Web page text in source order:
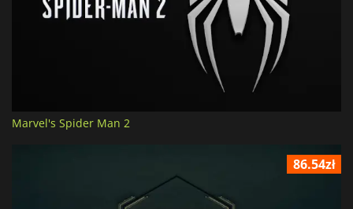
Marvel's Spider Man 2
86.54zł